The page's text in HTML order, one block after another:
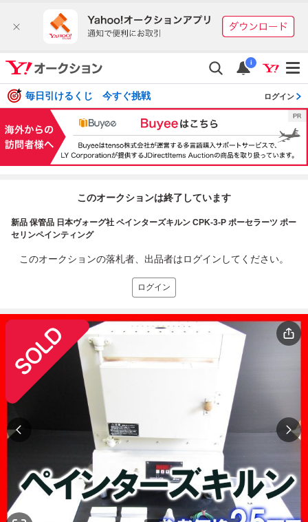
i
毎日引けるくじ 今すぐ挑戦 ログイン
このオークションは終了しています
新品 保管品 日本ヴォーグ社 ペインターズキルン CPK-3-P ポーセラーツ ポー
セリンペインティング
このオークションの落札者、出品者はログインしてください。
ログイン